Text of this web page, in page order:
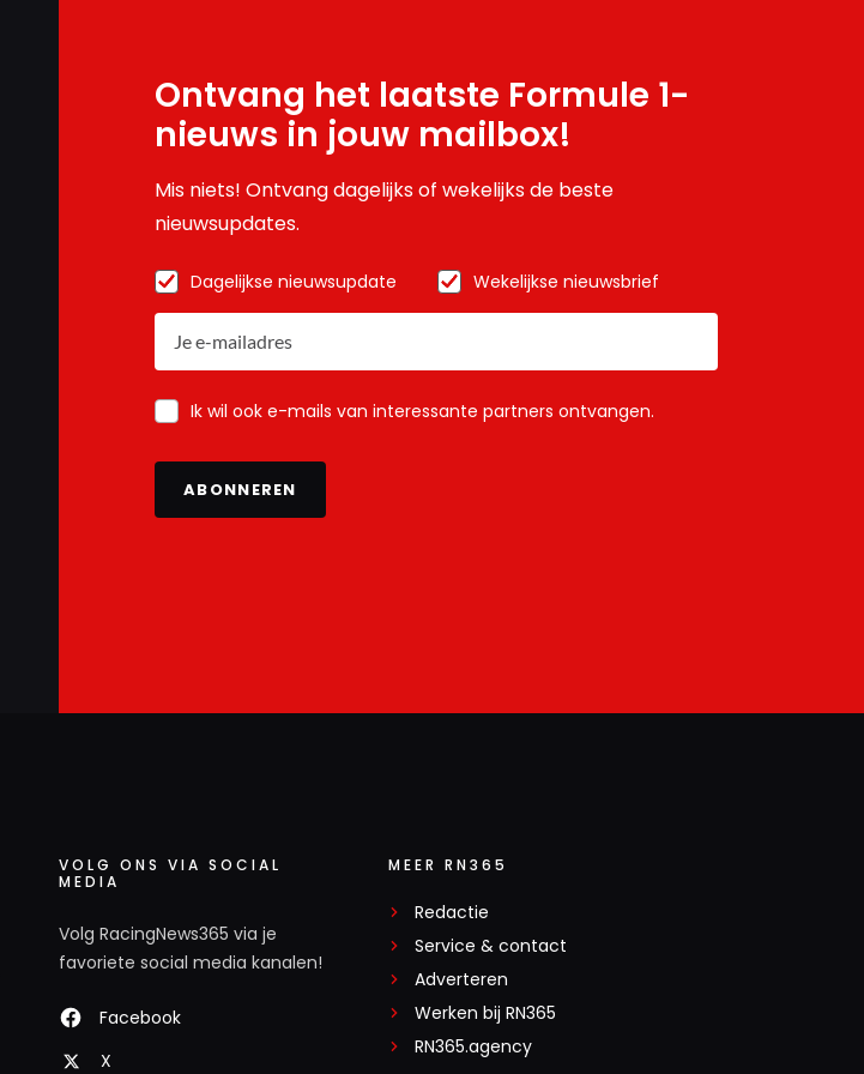
Ontvang het laatste Formule 1-
nieuws in jouw mailbox!
Mis niets! Ontvang dagelijks of wekelijks de beste
nieuwsupdates.
Dagelijkse nieuwsupdate Wekelijkse nieuwsbrief
Ik wil ook e-mails van interessante partners ontvangen.
ABONNEREN
VOLG ONS VIA SOCIAL
MEDIA
Volg RacingNews365 via je
favoriete social media kanalen!
Facebook
X
MEER RN365
Redactie
Service & contact
Adverteren
Werken bij RN365
RN365.agency